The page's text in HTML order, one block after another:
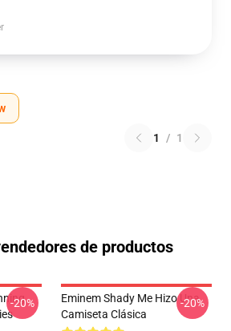
1 / 1
de productos
-20%
Eminem Shady Me Hizo Una
Camiseta Clásica
-20%